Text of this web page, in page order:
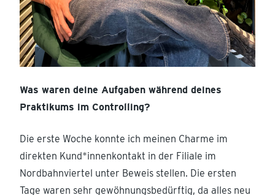
Was waren deine Aufgaben während deines
Praktikums im Controlling?
Die erste Woche konnte ich meinen Charme im
direkten Kund*innenkontakt in der Filiale im
Nordbahnviertel unter Beweis stellen. Die ersten
Tage waren sehr gewöhnungsbedürftig, da alles neu